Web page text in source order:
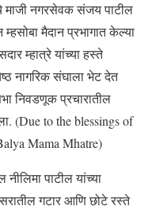
माजी नगरसेवक संजय पाटील
म्हसोबा मैदान प्रभागात केल्या
म्हात्रे यांच्या हस्ते
नागरिक संघाला भेट देत
निवडणूक प्रचारातील
(Due to the blessings of
Mama Mhatre)
पाटील यांच्या
गटार आणि छोटे रस्ते